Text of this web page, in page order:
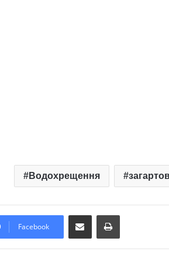
Водохрещення
Facebook
Надіслати електронною поштоюНадрукувати